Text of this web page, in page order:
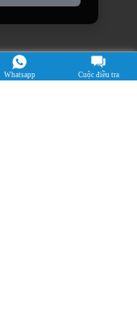
Whatsapp Cuộc điều tra